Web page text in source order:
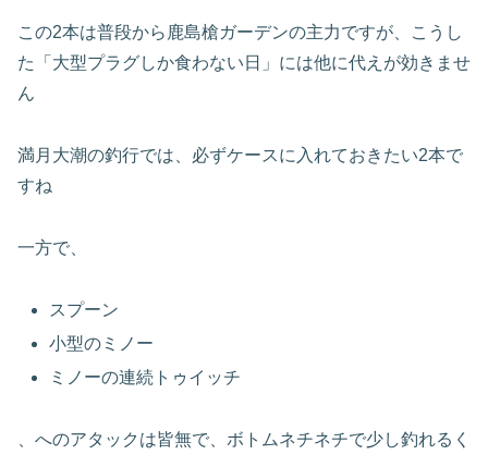
この2本は普段から鹿島槍ガーデンの主力ですが、こうし
た「大型プラグしか食わない日」には他に代えが効きませ
ん
満月大潮の釣行では、必ずケースに入れておきたい2本で
すね
一方で、
スプーン
小型のミノー
ミノーの連続トゥイッチ
、へのアタックは皆無で、ボトムネチネチで少し釣れるく